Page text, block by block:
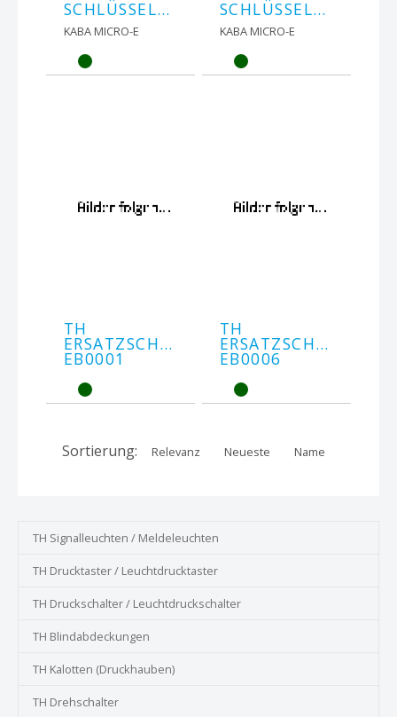
SCHLÜSSELTASTER
KABA MICRO-E
SCHLÜSSELTASTER
KABA MICRO-E
TH
ERSATZSCHLÜSSEL
EB0001
TH
ERSATZSCHLÜSSEL
EB0006
Sortierung: Relevanz Neueste Name
TH Signalleuchten / Meldeleuchten
TH Drucktaster / Leuchtdrucktaster
TH Druckschalter / Leuchtdruckschalter
TH Blindabdeckungen
TH Kalotten (Druckhauben)
TH Drehschalter